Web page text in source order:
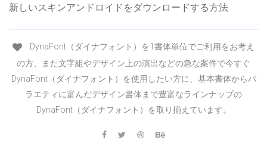
新しいスキンアンドロイドをダウンロードする方法
DynaFont（ダイナフォント）を1書体単位でご利用をお考え
の方、また文字組やデザイン上の演出などの急な案件で今すぐ
DynaFont（ダイナフォント）を使用したい方に、基本書体からバ
ラエティに富んだデザイン書体まで豊富なラインナップの
DynaFont（ダイナフォント）を取り揃えています。